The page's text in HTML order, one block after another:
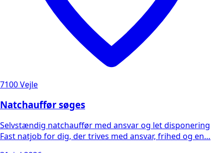
7100 Vejle
Natchauffør søges
Selvstændig natchauffør med ansvar og let disponering
Fast natjob for dig, der trives med ansvar, frihed og en…